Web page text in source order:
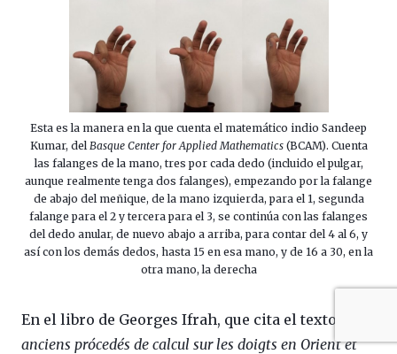
Esta es la manera en la que cuenta el matemático indio Sandeep
Kumar, del Basque Center for Applied Mathematics(BCAM). Cuenta
las falanges de la mano, tres por cada dedo (incluido el pulgar,
aunque realmente tenga dos falanges), empezando por la falange
de abajo del meñique, de la mano izquierda, para el 1, segunda
falange para el 2 y tercera para el 3, se continúa con las falanges
del dedo anular, de nuevo abajo a arriba, para contar del 4 al 6, y
así con los demás dedos, hasta 15 en esa mano, y de 16 a 30, en la
otra mano, la derecha
En el libro de Georges Ifrah, que cita el texto
anciens prócedés de calcul sur les doigts en Orient et